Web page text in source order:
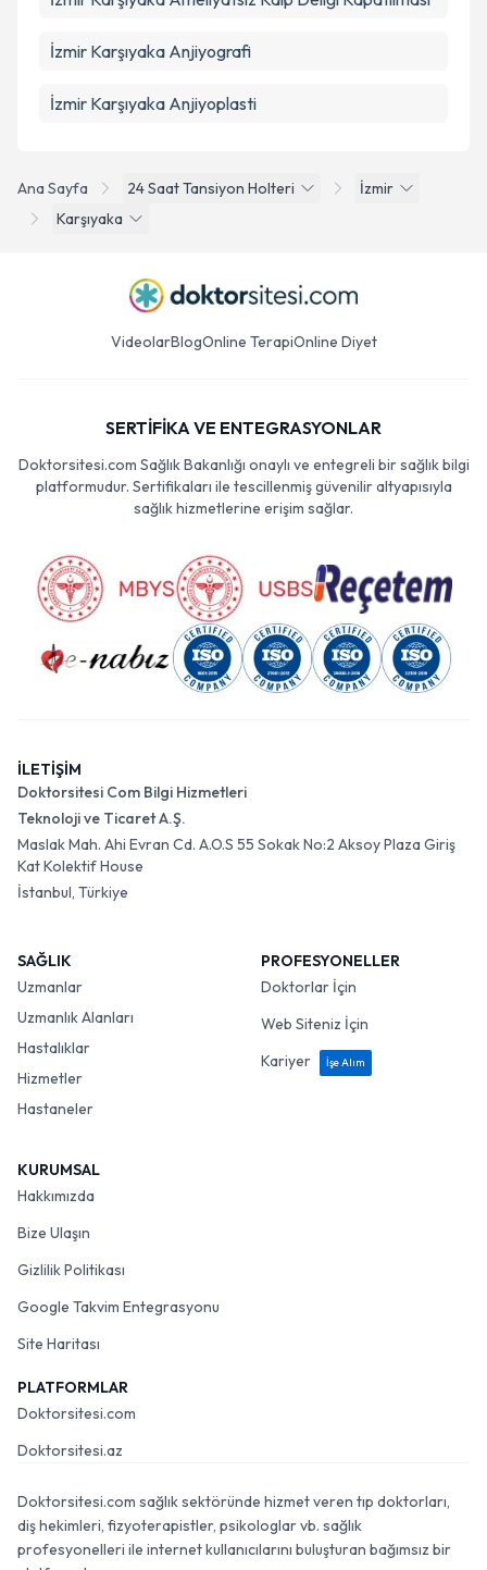
Ana Sayfa 24 Saat Tansiyon Holteri
İzmir
Karşıyaka
İzmir Karşıyaka Anjiyografi
İzmir Karşıyaka Anjiyoplasti
VideolarBlogOnline TerapiOnline Diyet
SERTİFİKA VE ENTEGRASYONLAR
Doktorsitesi.com Sağlık Bakanlığı onaylı ve entegreli bir sağlık bilgi
platformudur. Sertifikaları ile tescillenmiş güvenilir altyapısıyla
sağlık hizmetlerine erişim sağlar.
İLETİŞİM
Doktorsitesi Com Bilgi Hizmetleri
Teknoloji ve Ticaret A.Ş.
Maslak Mah. Ahi Evran Cd. A.O.S 55 Sokak No:2 Aksoy Plaza Giriş
Kat Kolektif House
İstanbul, Türkiye
SAĞLIK
Uzmanlar
Uzmanlık Alanları
Hastalıklar
Hizmetler
Hastaneler
PROFESYONELLER
Doktorlar İçin
Web Siteniz İçin
Kariyer
İşe Alım
KURUMSAL
Hakkımızda
Bize Ulaşın
Gizlilik Politikası
Google Takvim Entegrasyonu
Site Haritası
PLATFORMLAR
Doktorsitesi.com
Doktorsitesi.az
Doktorsitesi.com sağlık sektöründe hizmet veren tıp doktorları,
diş hekimleri, fizyoterapistler, psikologlar vb. sağlık
profesyonelleri ile internet kullanıcılarını buluşturan bağımsız bir